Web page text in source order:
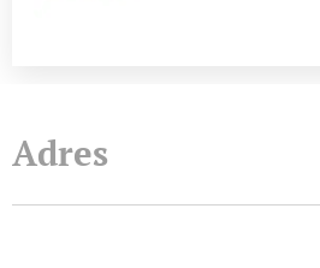
Adres